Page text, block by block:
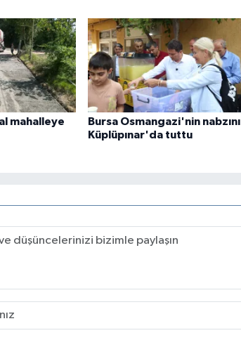
mahalleye
Bursa Osmangazi'nin nabzını
Küplüpınar'da tuttu